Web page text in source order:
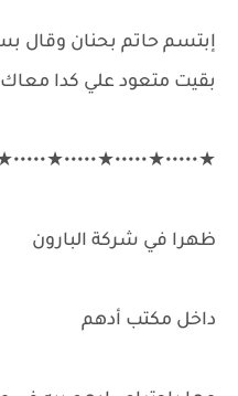
إبتسم حاتم بحنان
بقيت متعود علي كدا معاك
ظهرا في شركة البارون
داخل مكتب أدهم